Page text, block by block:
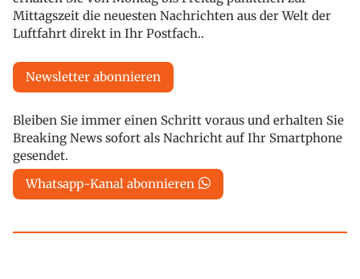
Mittagszeit die neuesten Nachrichten aus der Welt der
Luftfahrt direkt in Ihr Postfach..
Newsletter abonnieren
Bleiben Sie immer einen Schritt voraus und erhalten Sie
Breaking News sofort als Nachricht auf Ihr Smartphone
gesendet.
Whatsapp-Kanal abonnieren